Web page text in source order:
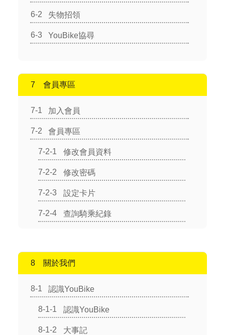
失物招領
YouBike協尋
會員專區
加入會員
會員專區
修改會員資料
修改密碼
設定卡片
查詢騎乘紀錄
關於我們
認識YouBike
認識YouBike
大事記